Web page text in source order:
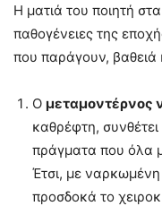
Η ματιά του ποιητή
παθογένειες της
που παράγουν, βαθειά
Ο μεταμοντέρνος
καθρέφτη,
πράγματα που όλα
Έτσι, με
προσδοκά το